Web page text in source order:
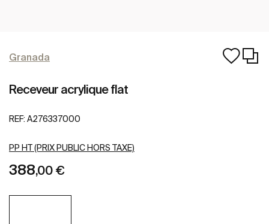
Granada
Receveur acrylique flat
REF: A276337000
PP HT (PRIX PUBLIC HORS TAXE)
388,00 €